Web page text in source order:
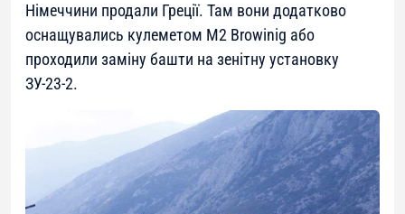
Німеччини продали Греції. Там вони додатково
оснащувались кулеметом M2 Browinig або
проходили заміну башти на зенітну установку
ЗУ-23-2.